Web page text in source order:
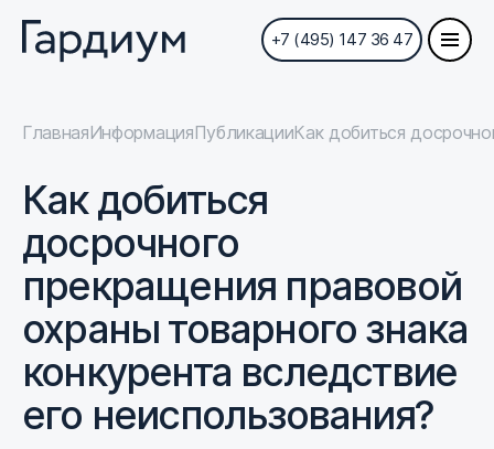
+7 (495) 147 36 47
ГлавнаяИнформацияПубликацииКак добиться
Как добиться
досрочного
прекращения правовой
охраны товарного знака
конкурента вследствие
его неиспользования?